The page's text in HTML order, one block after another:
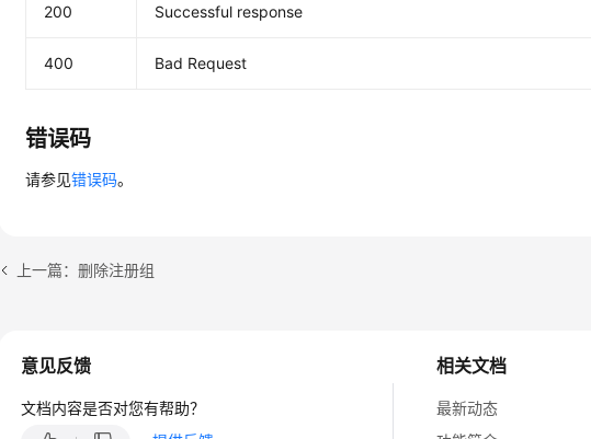
200 Successful response
400 Bad Request
错误码
请参见错误码。
上一篇：删除注册组
相关文档
最新动态
意见反馈
文档内容是否对您有帮助？